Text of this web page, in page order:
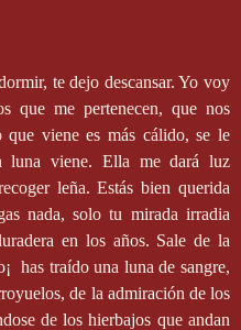
te dejo descansar. Yo voy
que me pertenecen, que nos
que viene es más cálido, se le
luna viene. Ella me dará luz
leña. Estás bien querida
nada, solo tu mirada irradia
en los años. Sale de la
has traído una luna de sangre,
de la admiración de los
de los hierbajos que andan